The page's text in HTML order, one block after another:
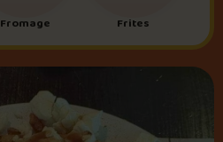
Fromage Frites